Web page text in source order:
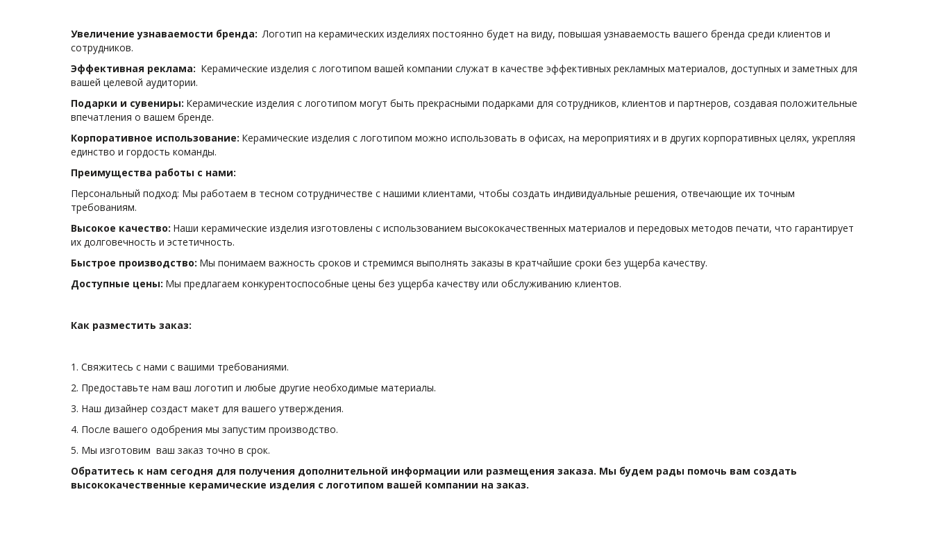
Увеличение узнаваемости бренда: Логотип на керамических изделиях постоянно будет на виду, повышая узнаваемость вашего бренда среди клиентов и
сотрудников.
Эффективная реклама: Керамические изделия с логотипом вашей компании служат в качестве эффективных рекламных материалов, доступных и заметных для
вашей целевой аудитории.
Подарки и сувениры: Керамические изделия с логотипом могут быть прекрасными подарками для сотрудников, клиентов и партнеров, создавая положительные
впечатления о вашем бренде.
Корпоративное использование: Керамические изделия с логотипом можно использовать в офисах, на мероприятиях и в других корпоративных целях, укрепляя
единство и гордость команды.
Преимущества работы с нами:
Персональный подход: Мы работаем в тесном сотрудничестве с нашими клиентами, чтобы создать индивидуальные решения, отвечающие их точным
требованиям.
Высокое качество: Наши керамические изделия изготовлены с использованием высококачественных материалов и передовых методов печати, что гарантирует
их долговечность и эстетичность.
Быстрое производство: Мы понимаем важность сроков и стремимся выполнять заказы в кратчайшие сроки без ущерба качеству.
Доступные цены: Мы предлагаем конкурентоспособные цены без ущерба качеству или обслуживанию клиентов.
Как разместить заказ:
1. Свяжитесь с нами с вашими требованиями.
2. Предоставьте нам ваш логотип и любые другие необходимые материалы.
3. Наш дизайнер создаст макет для вашего утверждения.
4. После вашего одобрения мы запустим производство.
5. Мы изготовим  ваш заказ точно в срок.
Обратитесь к нам сегодня для получения дополнительной информации или размещения заказа. Мы будем рады помочь вам создать
высококачественные керамические изделия с логотипом вашей компании на заказ.